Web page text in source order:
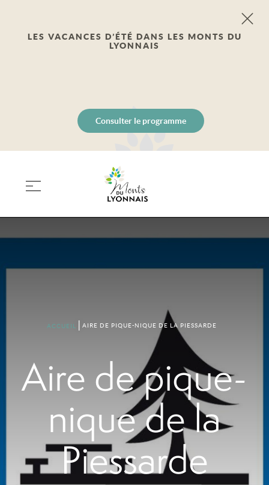
LES VACANCES D’ÉTÉ DANS LES MONTS DU
LYONNAIS
Consulter le programme
ACCUEIL AIRE DE PIQUE-NIQUE DE LA PIESSARDE
Aire de pique-
nique de la
Piessarde